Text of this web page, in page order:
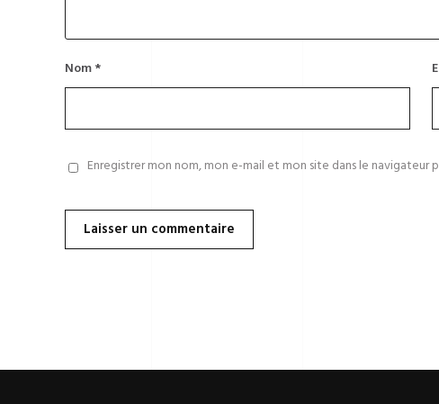
Nom*
Enregistrer mon nom, mon e-mail et mon site dans le navigateur